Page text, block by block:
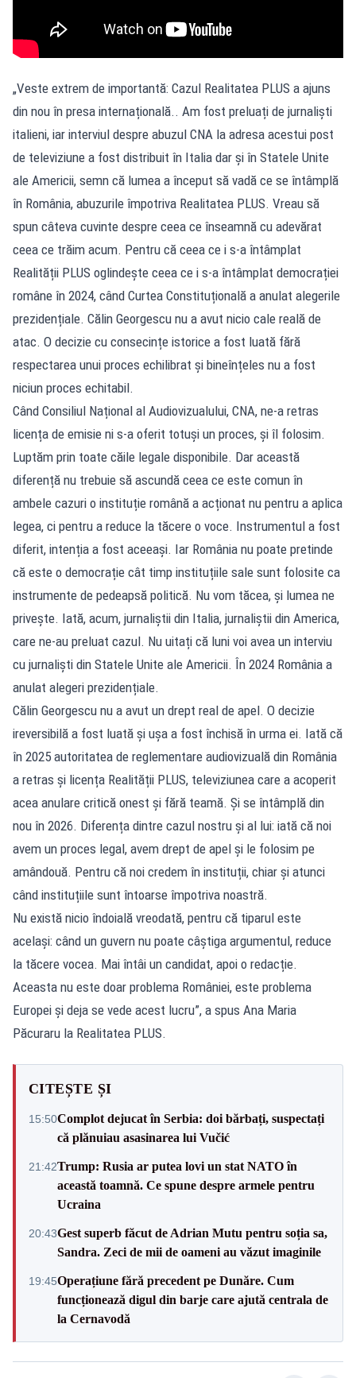
„Veste extrem de importantă: Cazul Realitatea PLUS a ajuns
din nou în presa internațională.. Am fost preluați de jurnaliști
italieni, iar interviul despre abuzul CNA la adresa acestui post
de televiziune a fost distribuit în Italia dar și în Statele Unite
ale Americii, semn că lumea a început să vadă ce se întâmplă
în România, abuzurile împotriva Realitatea PLUS. Vreau să
spun câteva cuvinte despre ceea ce înseamnă cu adevărat
ceea ce trăim acum. Pentru că ceea ce i s-a întâmplat
Realității PLUS oglindește ceea ce i s-a întâmplat democrației
române în 2024, când Curtea Constituțională a anulat alegerile
prezidențiale. Călin Georgescu nu a avut nicio cale reală de
atac. O decizie cu consecințe istorice a fost luată fără
respectarea unui proces echilibrat și bineînțeles nu a fost
niciun proces echitabil.
Când Consiliul Național al Audiovizualului, CNA, ne-a retras
licența de emisie ni s-a oferit totuși un proces, și îl folosim.
Luptăm prin toate căile legale disponibile. Dar această
diferență nu trebuie să ascundă ceea ce este comun în
ambele cazuri o instituție română a acționat nu pentru a aplica
legea, ci pentru a reduce la tăcere o voce. Instrumentul a fost
diferit, intenția a fost aceeași. Iar România nu poate pretinde
că este o democrație cât timp instituțiile sale sunt folosite ca
instrumente de pedeapsă politică. Nu vom tăcea, și lumea ne
privește. Iată, acum, jurnaliștii din Italia, jurnaliștii din America,
care ne-au preluat cazul. Nu uitați că luni voi avea un interviu
cu jurnaliști din Statele Unite ale Americii. În 2024 România a
anulat alegeri prezidențiale.
Călin Georgescu nu a avut un drept real de apel. O decizie
ireversibilă a fost luată și ușa a fost închisă în urma ei. Iată că
în 2025 autoritatea de reglementare audiovizuală din România
a retras și licența Realității PLUS, televiziunea care a acoperit
acea anulare critică onest și fără teamă. Și se întâmplă din
nou în 2026. Diferența dintre cazul nostru și al lui: iată că noi
avem un proces legal, avem drept de apel și le folosim pe
amândouă. Pentru că noi credem în instituții, chiar și atunci
când instituțiile sunt întoarse împotriva noastră.
Nu există nicio îndoială vreodată, pentru că tiparul este
același: când un guvern nu poate câștiga argumentul, reduce
la tăcere vocea. Mai întâi un candidat, apoi o redacție.
Aceasta nu este doar problema României, este problema
Europei și deja se vede acest lucru”, a spus Ana Maria
Păcuraru la Realitatea PLUS.
CITEȘTE ȘI
15:50Complot dejucat în Serbia: doi bărbați, suspectați
că plănuiau asasinarea lui Vučić
21:42Trump: Rusia ar putea lovi un stat NATO în
această toamnă. Ce spune despre armele pentru
Ucraina
20:43Gest superb făcut de Adrian Mutu pentru soția sa,
Sandra. Zeci de mii de oameni au văzut imaginile
19:45Operațiune fără precedent pe Dunăre. Cum
funcționează digul din barje care ajută centrala de
la Cernavodă